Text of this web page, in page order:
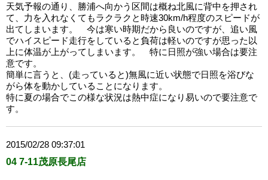
天気予報の通り、勝浦へ向かう区間は概ね北風に背中を押され
て、力を入れなくてもラクラクと時速30km/h程度のスピードが
出てしまいます。 今は寒い時期だから良いのですが、追い風
でハイスピード走行をしていると負荷は軽いのですが思った以
上に体温が上がってしまいます。 特に日照が強い場合は要注
意です。
簡単に言うと、(走っていると)無風に近い状態で日照を浴びな
がら体を動かしていることになります。
特に夏の場合でこの様な状況は熱中症になり易いので要注意で
す。
2015/02/28 09:37:01
04 7-11茂原長尾店